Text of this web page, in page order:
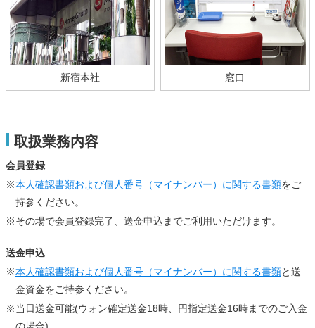
新宿本社 窓口
取扱業務内容
会員登録
※本人確認書類および個人番号（マイナンバー）に関する書類をご
持参ください。
※その場で会員登録完了、送金申込までご利用いただけます。
送金申込
※本人確認書類および個人番号（マイナンバー）に関する書類と送
金資金をご持参ください。
※当日送金可能(ウォン確定送金18時、円指定送金16時までのご入金
の場合)。